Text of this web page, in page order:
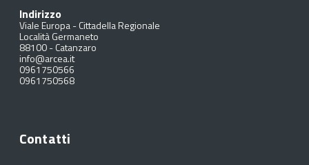
Indirizzo
Viale Europa - Cittadella Regionale
Località Germaneto
88100-Catanzaro
info@arcea.it
0961750566
0961750568
Contatti